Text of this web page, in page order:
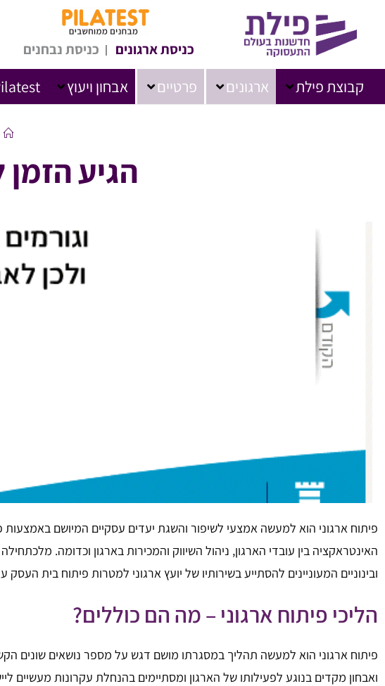
כניסת ארגונים כניסת נבחנים
קבוצת פילת ארגונים פרטיים אבחון ויעוץ
הגיע
פיתוח ארגוני הוא למעשה אמצעי לשיפור והשגת יעדים עסקיים המיושם
האינטראקציה בין עובדי הארגון, ניהול השיווק והמכירות בארגון וכדומה.
ובינוניים המעוניינים להסתייע בשירותיו של יועץ ארגוני למטרות פיתוח בית העסק
הליכי פיתוח ארגוני – מה הם כוללים?
פיתוח ארגוני הוא למעשה תהליך במסגרתו מושם דגש על מספר נושאים שונים
ואבחון מקדים בנוגע לפעילותו של הארגון ומסתיימים בהנחלת עקרונות מעשיים